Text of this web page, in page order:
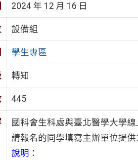
2024 年 12 月 16 日
設備組
學生專區
轉知
445
國科會生科處與臺北醫學大學
請報名的同學填寫主辦單位提
說明：